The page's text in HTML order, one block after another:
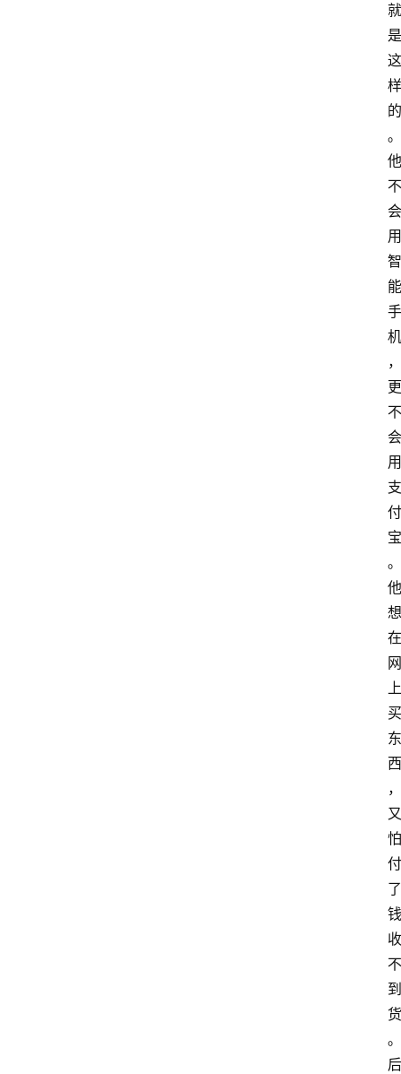
就
是
这
样
的
。
他
不
会
用
智
能
手
机
，
更
不
会
用
支
付
宝
。
他
想
在
网
上
买
东
西
，
又
怕
付
了
钱
收
不
到
货
。
后